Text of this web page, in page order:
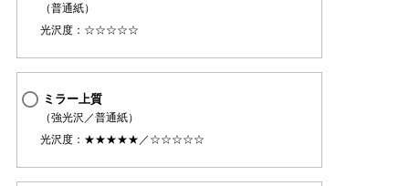
（普通紙）
光沢度：☆☆☆☆☆
ミラー上質
（強光沢／普通紙）
光沢度：★★★★★／☆☆☆☆☆